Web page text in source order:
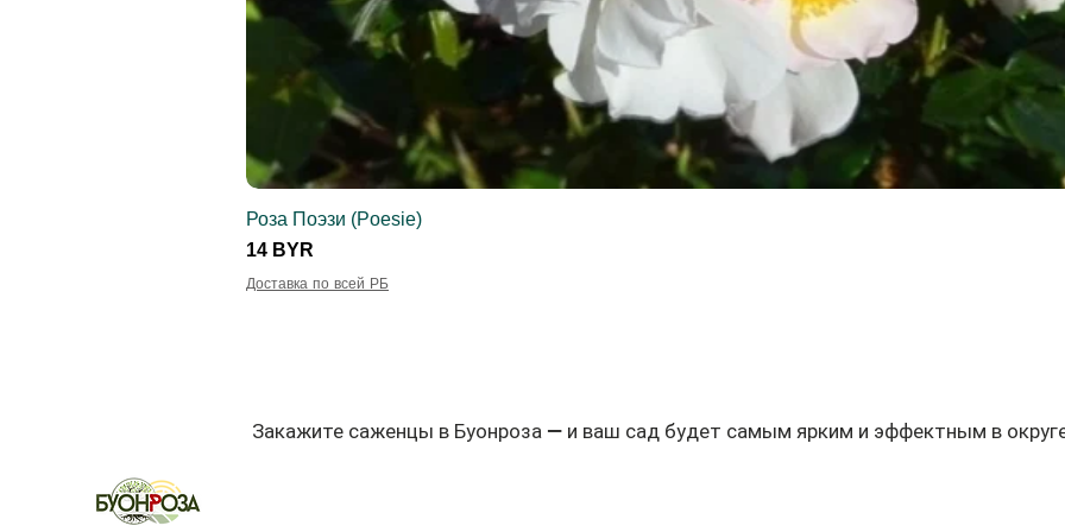
Роза Поэзи (Poesie)
Цена
14 BYR
Доставка по всей РБ
Закажите саженцы в Буонроза — и ваш сад будет самым ярким и эффектным в